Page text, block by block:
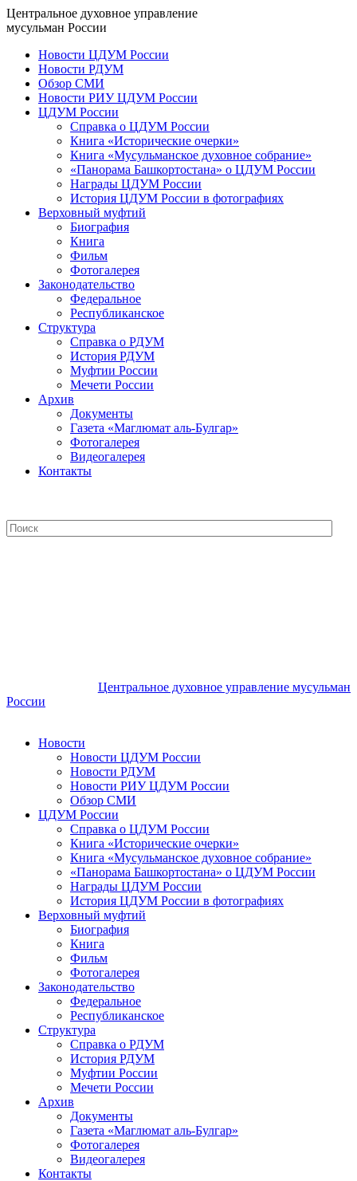
Центральное духовное управление
мусульман России
Новости ЦДУМ России
Новости РДУМ
Обзор СМИ
Новости РИУ ЦДУМ России
ЦДУМ России
Справка о ЦДУМ России
Книга «Исторические очерки»
Книга «Мусульманское духовное собрание»
«Панорама Башкортостана» о ЦДУМ России
Награды ЦДУМ России
История ЦДУМ России в фотографиях
Верховный муфтий
Биография
Книга
Фильм
Фотогалерея
Законодательство
Федеральное
Республиканское
Структура
Справка о РДУМ
История РДУМ
Муфтии России
Мечети России
Архив
Документы
Газета «Маглюмат аль-Булгар»
Фотогалерея
Видеогалерея
Контакты
Центральное духовное управление мусульман
России
Новости
Новости ЦДУМ России
Новости РДУМ
Новости РИУ ЦДУМ России
Обзор СМИ
ЦДУМ России
Справка о ЦДУМ России
Книга «Исторические очерки»
Книга «Мусульманское духовное собрание»
«Панорама Башкортостана» о ЦДУМ России
Награды ЦДУМ России
История ЦДУМ России в фотографиях
Верховный муфтий
Биография
Книга
Фильм
Фотогалерея
Законодательство
Федеральное
Республиканское
Структура
Справка о РДУМ
История РДУМ
Муфтии России
Мечети России
Архив
Документы
Газета «Маглюмат аль-Булгар»
Фотогалерея
Видеогалерея
Контакты